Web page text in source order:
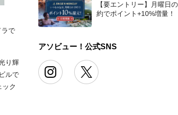
ラで
り輝
ルで
ック
【要エントリー】月曜日
約でポイント+10%増量！
アソビュー！公式SNS